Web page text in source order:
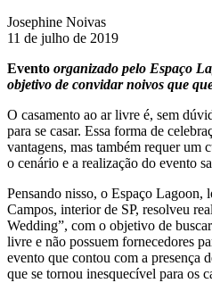
Josephine Noivas
11 de julho de 2019
Evento organizado pelo Espaço
objetivo de convidar noivos que
O casamento ao ar livre é, sem
para se casar. Essa forma de
vantagens, mas também requer um
o cenário e a realização do evento
Pensando nisso, o Espaço Lagoon,
Campos, interior de SP, resolveu
Wedding”, com o objetivo de
livre e não possuem fornecedores
evento que contou com a presença
que se tornou inesquecível para os